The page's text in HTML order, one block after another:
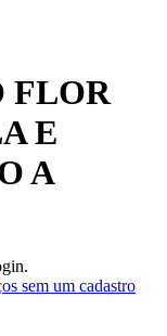
FLOR
E
A
sem um cadastro